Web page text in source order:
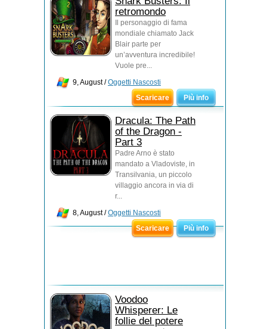
retromondo
Il personaggio di fama
mondiale chiamato Jack
Blair parte per
un’avventura incredibile!
Vuole pre...
9, August /Oggetti Nascosti
Scaricare
Più info
Dracula: The Path
of the Dragon -
Part 3
Padre Arno è stato
mandato a Vladoviste, in
Transilvania, un piccolo
villaggio ancora in via di
r...
8, August /Oggetti Nascosti
Scaricare
Più info
Voodoo
Whisperer: Le
follie del potere